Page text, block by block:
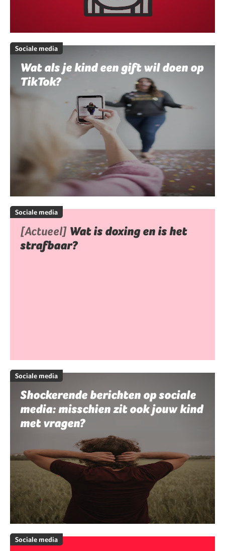
Sociale media
Wat als je kind een gift wil doen op
TikTok?
Sociale media
[Actueel] Wat is doxing en is het
strafbaar?
Sociale media
Shockerende berichten op sociale
media: misschien zit ook jouw kind
met vragen?
Sociale media